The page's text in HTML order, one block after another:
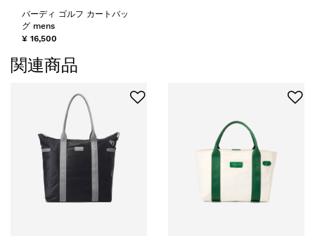
バーディ ゴルフ カートバッ
グ mens
¥ 16,500
関連商品